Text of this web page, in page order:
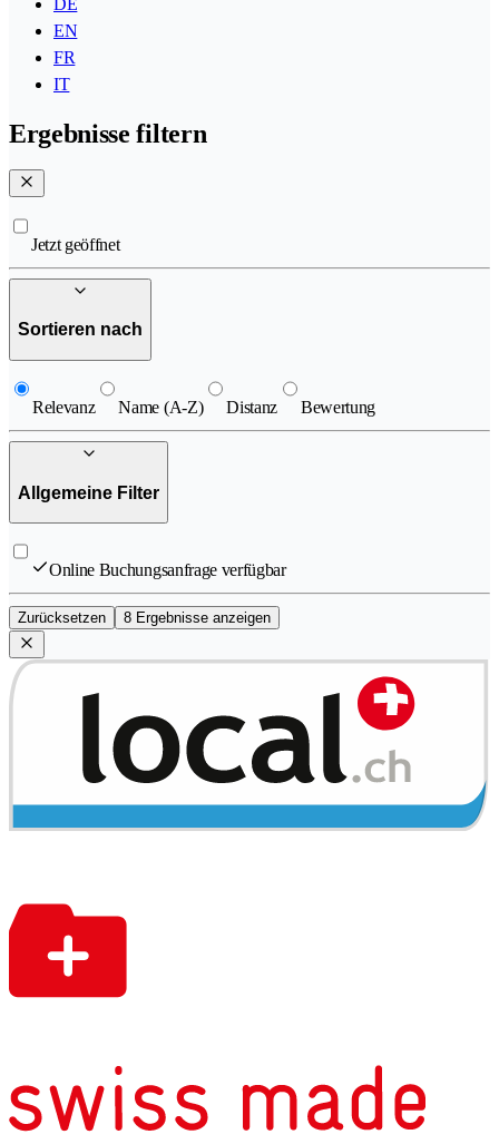
DE
EN
FR
IT
Ergebnisse filtern
Jetzt geöffnet
Sortieren nach
Relevanz Name (A-Z) Distanz Bewertung
Allgemeine Filter
Online Buchungsanfrage verfügbar
Zurücksetzen 8 Ergebnisse anzeigen